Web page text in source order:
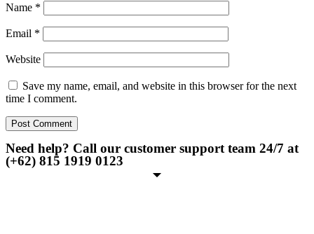
Name *
Email *
Website
Save my name, email, and website in this browser for the next
time I comment.
Need help? Call our customer support team 24/7 at
(+62) 815 1919 0123